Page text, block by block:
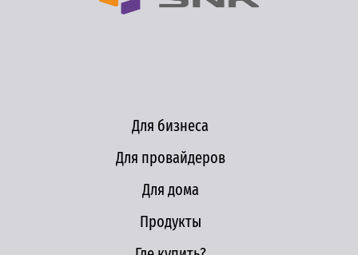
Для бизнеса
Для провайдеров
Для дома
Продукты